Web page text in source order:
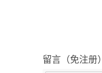
留言（免注册）